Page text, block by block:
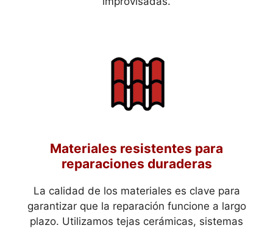
Materiales resistentes para
reparaciones duraderas
La calidad de los materiales es clave para
garantizar que la reparación funcione a largo
plazo. Utilizamos tejas cerámicas, sistemas